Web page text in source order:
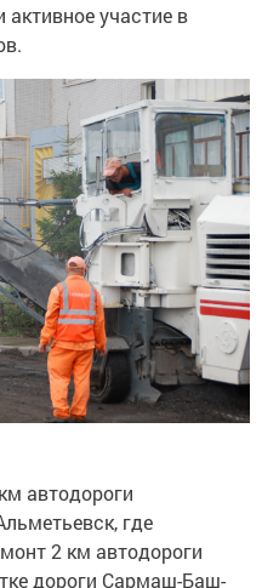
участие в
автодороги
где
2 км автодороги
дороги Сармаш-Баш-